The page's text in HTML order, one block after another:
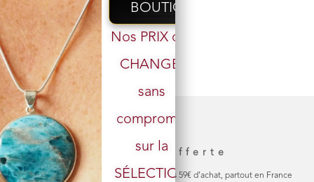
Livraison offerte
La livraison de votre colis est gratuite dès 59€ d’achat, partout en France
Votre email
BOUTIQUE
Nos PRIX ont
CHANGÉ,
sans
compromis
sur la
SÉLECTION